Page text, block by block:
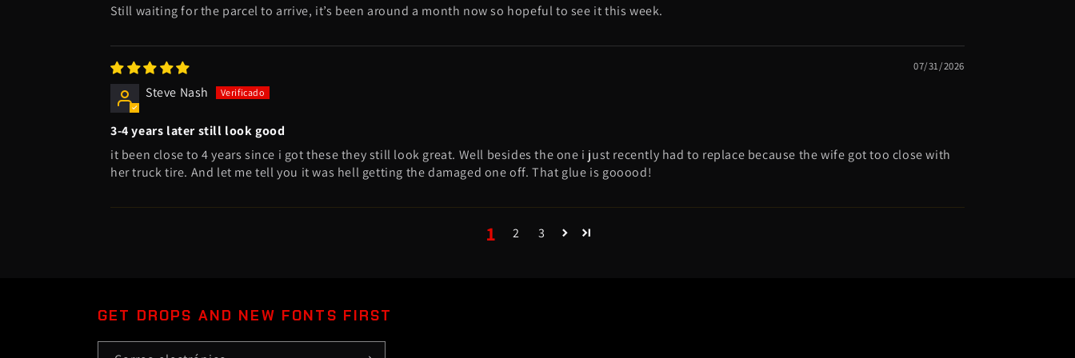
Still waiting for the parcel to arrive, it’s been around a month now so hopeful to see it this week.
07/31/2026
Steve Nash
3-4 years later still look good
it been close to 4 years since i got these they still look great. Well besides the one i just recently had to replace because the wife got too close with
her truck tire. And let me tell you it was hell getting the damaged one off. That glue is gooood!
1 2 3
GET DROPS AND NEW FONTS FIRST